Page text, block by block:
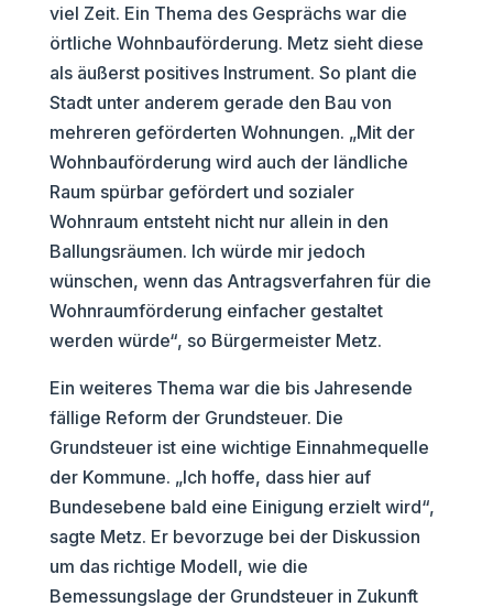
viel Zeit. Ein Thema des Gesprächs war die
örtliche Wohnbauförderung. Metz sieht diese
als äußerst positives Instrument. So plant die
Stadt unter anderem gerade den Bau von
mehreren geförderten Wohnungen. „Mit der
Wohnbauförderung wird auch der ländliche
Raum spürbar gefördert und sozialer
Wohnraum entsteht nicht nur allein in den
Ballungsräumen. Ich würde mir jedoch
wünschen, wenn das Antragsverfahren für die
Wohnraumförderung einfacher gestaltet
werden würde“, so Bürgermeister Metz.
Ein weiteres Thema war die bis Jahresende
fällige Reform der Grundsteuer. Die
Grundsteuer ist eine wichtige Einnahmequelle
der Kommune. „Ich hoffe, dass hier auf
Bundesebene bald eine Einigung erzielt wird“,
sagte Metz. Er bevorzuge bei der Diskussion
um das richtige Modell, wie die
Bemessungslage der Grundsteuer in Zukunft